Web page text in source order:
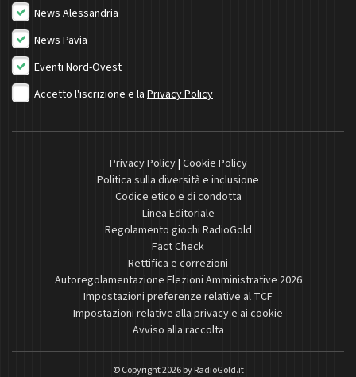
News Alessandria
News Pavia
Eventi Nord-Ovest
Accetto l'iscrizione e la Privacy Policy
Privacy Policy| Cookie Policy
Politica sulla diversità e inclusione
Codice etico e di condotta
Linea Editoriale
Regolamento giochi RadioGold
Fact Check
Rettifica e correzioni
Autoregolamentazione Elezioni Amministrative 2026
Impostazioni preferenze relative al TCF
Impostazioni relative alla privacy e ai cookie
Avviso alla raccolta
© Copyright 2026 byRadioGold.it